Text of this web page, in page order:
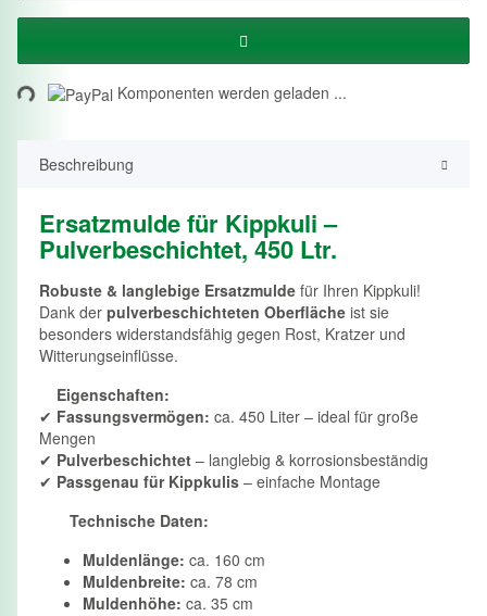
Komponenten werden geladen ...
Beschreibung
Ersatzmulde für Kippkuli –
Pulverbeschichtet, 450 Ltr.
Robuste & langlebige Ersatzmulde für Ihren Kippkuli!
Dank der pulverbeschichteten Oberfläche ist sie
besonders widerstandsfähig gegen Rost, Kratzer und
Witterungseinflüsse.
Eigenschaften:
✔ Fassungsvermögen: ca. 450 Liter – ideal für große
Mengen
✔ Pulverbeschichtet – langlebig & korrosionsbeständig
✔ Passgenau für Kippkulis – einfache Montage
Technische Daten:
Muldenlänge: ca. 160 cm
Muldenbreite: ca. 78 cm
Muldenhöhe: ca. 35 cm